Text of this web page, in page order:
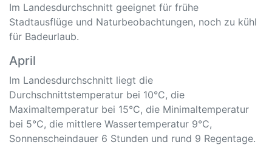
Im Landesdurchschnitt geeignet für frühe
Stadtausflüge und Naturbeobachtungen, noch zu kühl
für Badeurlaub.
April
Im Landesdurchschnitt liegt die
Durchschnittstemperatur bei 10°C, die
Maximaltemperatur bei 15°C, die Minimaltemperatur
bei 5°C, die mittlere Wassertemperatur 9°C,
Sonnenscheindauer 6 Stunden und rund 9 Regentage.